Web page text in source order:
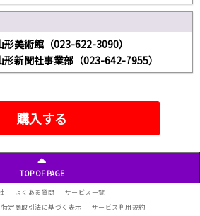
術館（023-622-3090）
新聞社事業部（023-642-7955）
購入する
TOP OF PAGE
よくある質問
サービス一覧
特定商取引法に基づく表示 サービス利用規約